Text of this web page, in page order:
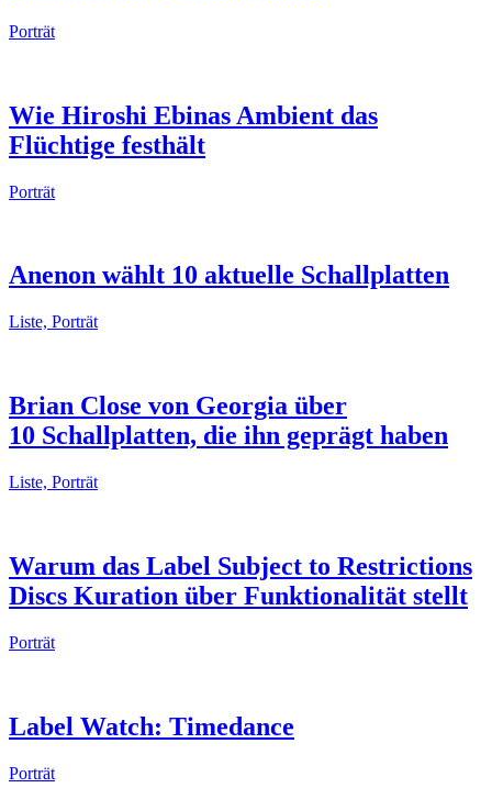
Porträt
Wie Hiroshi Ebinas Ambient das
Flüchtige festhält
Porträt
Anenon wählt 10 aktuelle Schallplatten
Liste, Porträt
Brian Close von Georgia über
10 Schallplatten, die ihn geprägt haben
Liste, Porträt
Warum das Label Subject to Restrictions
Discs Kuration über Funktionalität stellt
Porträt
Label Watch: Timedance
Porträt